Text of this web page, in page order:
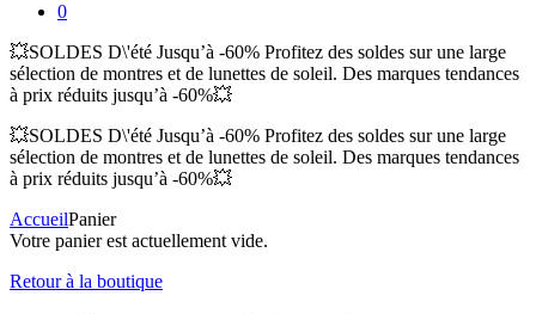
0
💥SOLDES D\'été Jusqu’à -60% Profitez des soldes sur une large
sélection de montres et de lunettes de soleil. Des marques tendances
à prix réduits jusqu’à -60%💥
💥SOLDES D\'été Jusqu’à -60% Profitez des soldes sur une large
sélection de montres et de lunettes de soleil. Des marques tendances
à prix réduits jusqu’à -60%💥
AccueilPanier
Votre panier est actuellement vide.
Retour à la boutique